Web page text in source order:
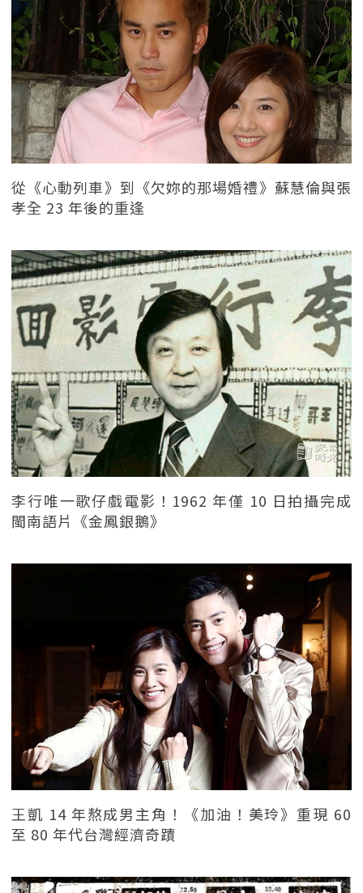
從《心動列車》到《欠妳的那場婚禮》蘇慧倫與張
孝全 23 年後的重逢
李行唯一歌仔戲電影！1962 年僅 10 日拍攝完成
閩南語片《金鳳銀鵝》
王凱 14 年熬成男主角！《加油！美玲》重現 60
至 80 年代台灣經濟奇蹟